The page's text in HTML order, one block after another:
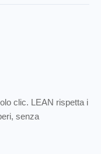
clic. LEAN rispetta i
senza